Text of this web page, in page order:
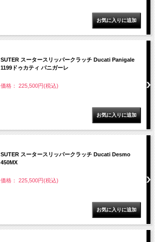
SUTER スータースリッパークラッチ Ducati Panigale
1199ドゥカティ パニガーレ
価格： 225,500円(税込)
SUTER スータースリッパークラッチ Ducati Desmo
450MX
価格： 225,500円(税込)